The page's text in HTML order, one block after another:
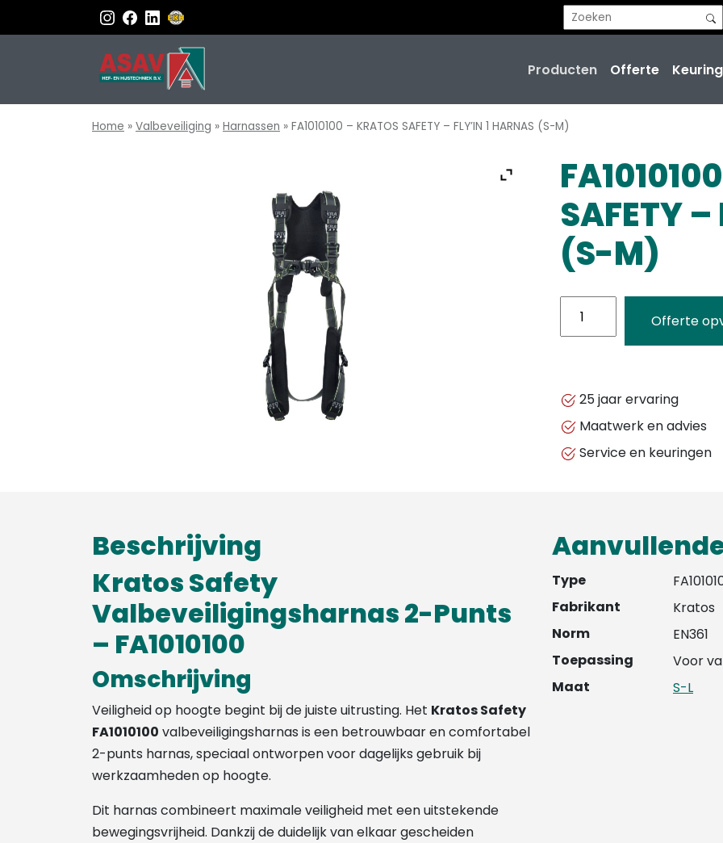
Producten Offerte
Home » Valbeveiliging » Harnassen » FA1010100 – KRATOS SAFETY – FLY’IN 1 HARNAS (S-M)
SAFETY –
(S-M)
-
1
HARNAS
Offerte
25 jaar ervaring
Maatwerk en advies
Service en keuringen
Beschrijving
Kratos Safety
Valbeveiligingsharnas 2-Punts
– FA1010100
Omschrijving
Veiligheid op hoogte begint bij de juiste uitrusting. Het Kratos Safety
FA1010100 valbeveiligingsharnas is een betrouwbaar en comfortabel
2-punts harnas, speciaal ontworpen voor dagelijks gebruik bij
werkzaamheden op hoogte.
Dit harnas combineert maximale veiligheid met een uitstekende
bewegingsvrijheid. Dankzij de duidelijk van elkaar gescheiden
Type
Fabrikant
Kratos
Norm
EN361
Toepassing
Voor
Maat
S-L